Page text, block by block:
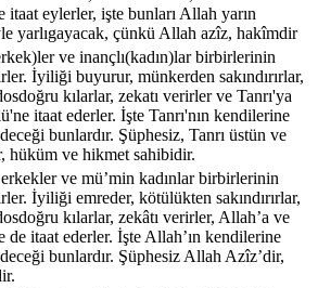
itaat eylerler, işte bunları Allah yarın
yarlıgayacak, çünkü Allah azîz, hakîmdir
ve inançlı(kadın)lar birbirlerinin
İyiliği buyurur, münkerden sakındırırlar,
kılarlar, zekatı verirler ve Tanrı'ya
itaat ederler. İşte Tanrı'nın kendilerine
bunlardır. Şüphesiz, Tanrı üstün ve
hüküm ve hikmet sahibidir.
ve mü’min kadınlar birbirlerinin
İyiliği emreder, kötülükten sakındırırlar,
kılarlar, zekâtı verirler, Allah’a ve
de itaat ederler. İşte Allah’ın kendilerine
bunlardır. Şüphesiz Allah Azîz’dir,